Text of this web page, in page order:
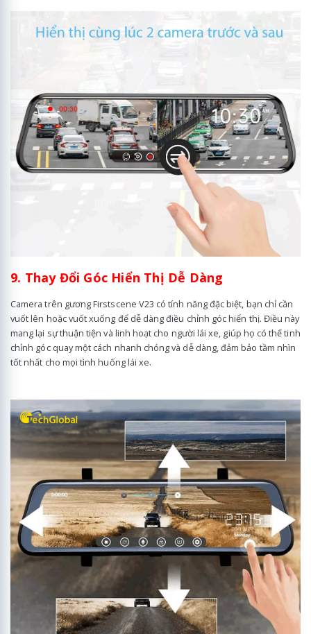
9. Thay Đổi Góc Hiển Thị Dễ Dàng
Camera trên gương Firstscene V23 có tính năng đặc biệt, bạn chỉ cần
vuốt lên hoặc vuốt xuống để dễ dàng điều chỉnh góc hiển thị. Điều này
mang lại sự thuận tiện và linh hoạt cho người lái xe, giúp họ có thể tinh
chỉnh góc quay một cách nhanh chóng và dễ dàng, đảm bảo tầm nhìn
tốt nhất cho mọi tình huống lái xe.